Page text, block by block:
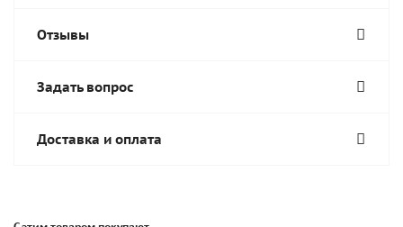
Отзывы
Задать вопрос
Доставка и оплата